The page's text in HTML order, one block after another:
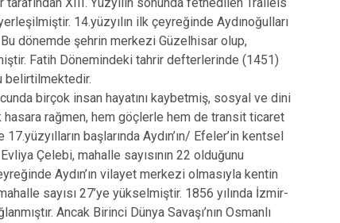
Sultanhisar
Yenipazar
Efeler
14.yüzyılın ilk çeyreğinde Aydınoğulları
dönemde şehrin merkezi Güzelhisar olup,
Fatih Dönemindeki tahrir defterlerinde (1451)
belirtilmektedir.
birçok insan hayatını kaybetmiş, sosyal ve dini
hasara rağmen, hem göçlerle hem de transit ticaret
başlarında Aydın’ın/ Efeler’in kentsel
Çelebi, mahalle sayısının 22 olduğunu
Aydın’ın vilayet merkezi olmasıyla kentin
sayısı 27’ye yükselmiştir. 1856 yılında İzmir-
Ancak Birinci Dünya Savaşı’nın Osmanlı